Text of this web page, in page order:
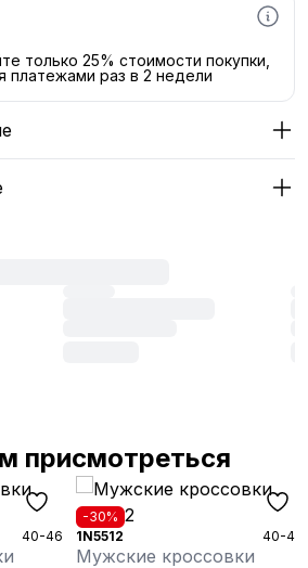
только 25% стоимости покупки,
платежами раз в 2 недели
присмотреться
40-46
-30%
1N5512
40-46
Мужские кроссовки